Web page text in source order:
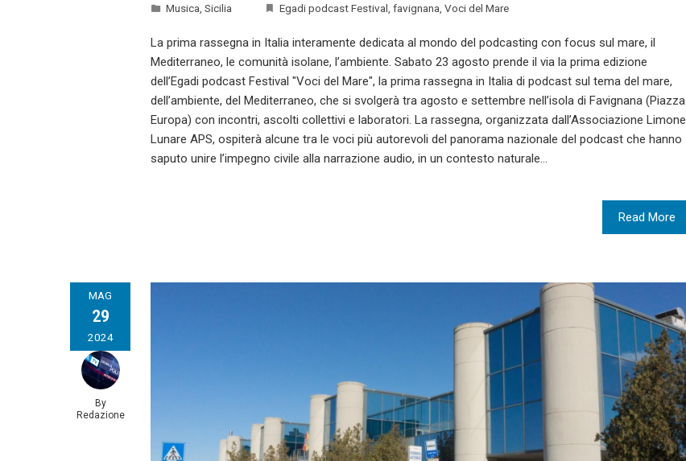
Musica Sicilia Egadi podcast Festival favignana Voci del Mare
La prima rassegna in Italia interamente dedicata al mondo del podcasting con focus sul mare, il
Mediterraneo, le comunità isolane, l’ambiente. Sabato 23 agosto prende il via la prima edizione
dell’Egadi podcast Festival "Voci del Mare", la prima rassegna in Italia di podcast sul tema del mare,
dell’ambiente, del Mediterraneo, che si svolgerà tra agosto e settembre nell’isola di Favignana (Piazza
Europa) con incontri, ascolti collettivi e laboratori. La rassegna, organizzata dall’Associazione Limone
Lunare APS, ospiterà alcune tra le voci più autorevoli del panorama nazionale del podcast che hanno
saputo unire l’impegno civile alla narrazione audio, in un contesto naturale…
Read More
MAG
29
2024
By
Redazione